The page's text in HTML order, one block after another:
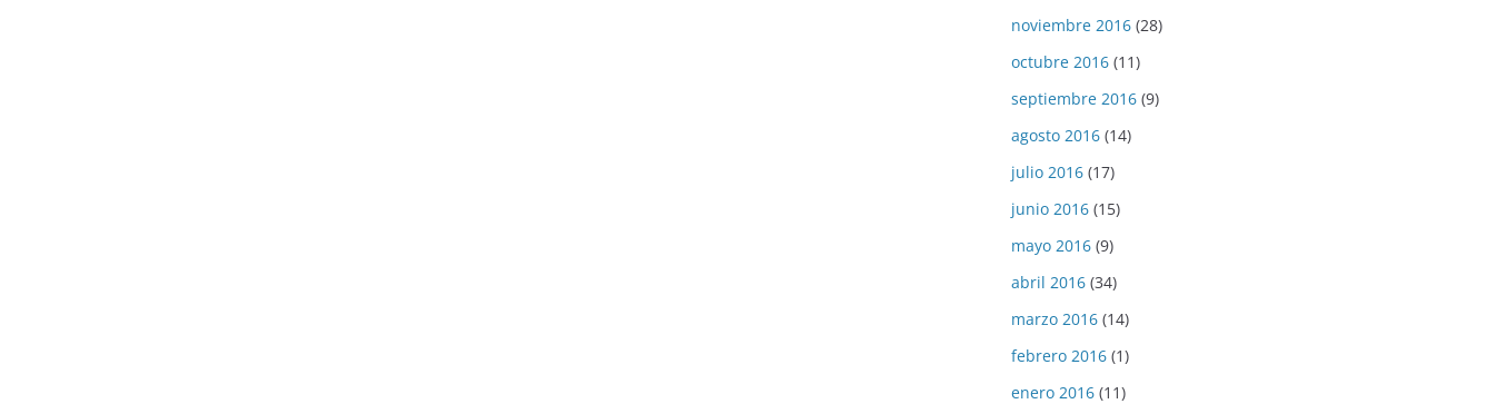
noviembre 2016 (28)
octubre 2016 (11)
septiembre 2016 (9)
agosto 2016 (14)
julio 2016 (17)
junio 2016 (15)
mayo 2016 (9)
abril 2016 (34)
marzo 2016 (14)
febrero 2016 (1)
enero 2016 (11)